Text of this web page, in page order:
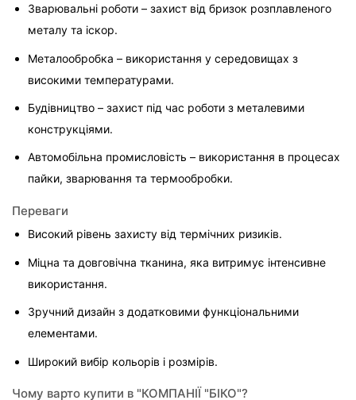
Зварювальні роботи – захист від бризок розплавленого
металу та іскор.
Металообробка – використання у середовищах з
високими температурами.
Будівництво – захист під час роботи з металевими
конструкціями.
Автомобільна промисловість – використання в процесах
пайки, зварювання та термообробки.
Переваги
Високий рівень захисту від термічних ризиків.
Міцна та довговічна тканина, яка витримує інтенсивне
використання.
Зручний дизайн з додатковими функціональними
елементами.
Широкий вибір кольорів і розмірів.
Чому варто купити в "КОМПАНІЇ "БІКО"?